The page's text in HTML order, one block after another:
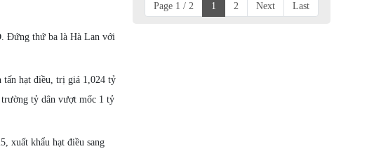
Đứng thứ ba là Hà Lan với
tấn hạt điều, trị giá 1,024 tỷ
tỷ dân vượt mốc 1 tỷ
xuất khẩu hạt điều sang
Page 1 / 2 1 2 Next Last